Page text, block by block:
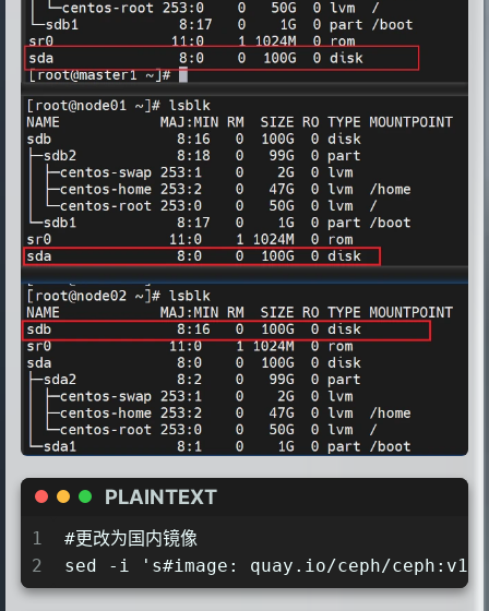
PLAINTEXT
1
2
#更改为国内镜像
sed -i 's#image: quay.io/ceph/